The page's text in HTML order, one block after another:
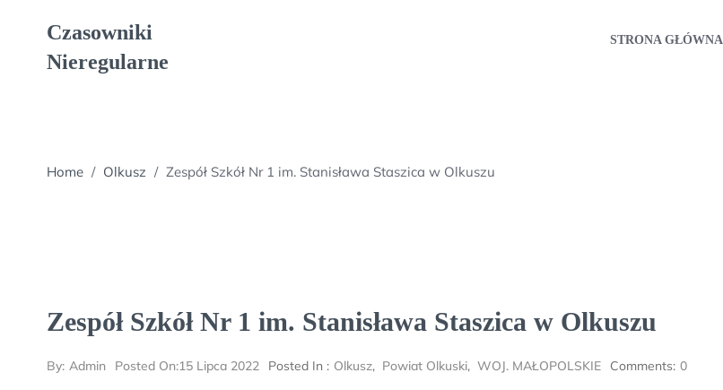
Czasowniki
Nieregularne
STRONA GŁÓWNA
Home / Olkusz / Zespół Szkół Nr 1 im. Stanisława Staszica w Olkuszu
Zespół Szkół Nr 1 im. Stanisława Staszica w Olkuszu
By: Admin Posted On:15 Lipca 2022 Posted In : Olkusz, Powiat Olkuski, WOJ. MAŁOPOLSKIE Comments: 0